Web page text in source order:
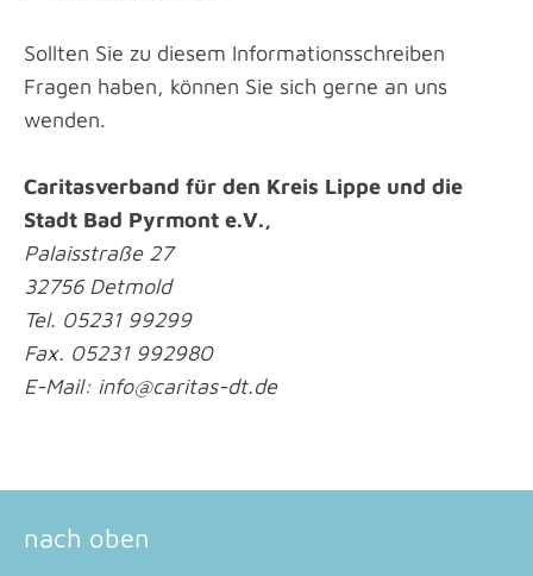
Sollten Sie zu diesem Informationsschreiben
Fragen haben, können Sie sich gerne an uns
wenden.
Caritasverband für den Kreis Lippe und die
Stadt Bad Pyrmont e.V.,
Palaisstraße 27
32756 Detmold
Tel. 05231 99299
Fax. 05231 992980
E-Mail: info@caritas-dt.de
nach oben